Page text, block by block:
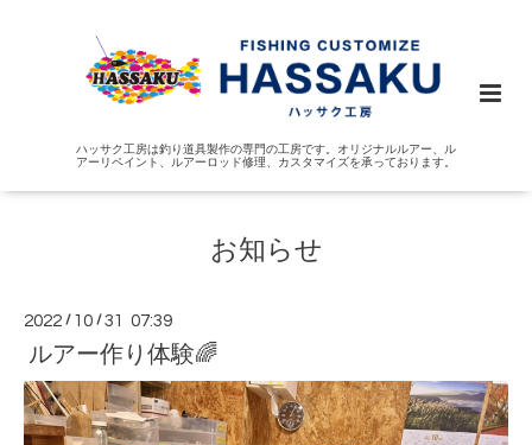
ハッサク工房は釣り道具製作の専門の工房です。オリジナルルアー、ル
アーリペイント、ルアーロッド修理、カスタマイズを承っております。
お知らせ
2022 / 10 /31 07:39
ルアー作り体験🌈